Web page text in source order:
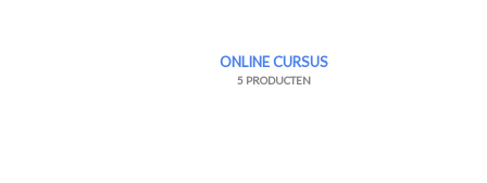
ONLINE CURSUS
5 PRODUCTEN